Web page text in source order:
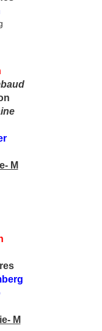
M
M